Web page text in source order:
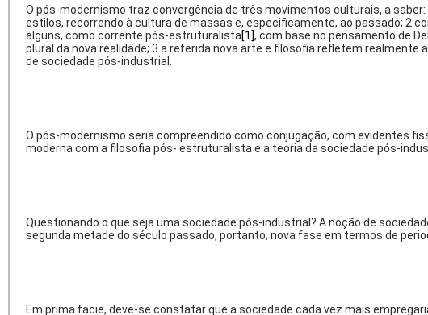
O pós-modernismo traz convergência de três movimentos culturais, a
estilos, recorrendo à cultura de massas e, especificamente, ao passado;
alguns, como corrente pós-estruturalista[1], com base no pensamento de
plural da nova realidade; 3.a referida nova arte e filosofia refletem
de sociedade pós-industrial.
O pós-modernismo seria compreendido como conjugação, com evidentes
moderna com a filosofia pós- estruturalista e a teoria da sociedade pós-
Questionando o que seja uma sociedade pós-industrial? A noção de
segunda metade do século passado, portanto, nova fase em termos de
Em prima facie, deve-se constatar que a sociedade cada vez mais